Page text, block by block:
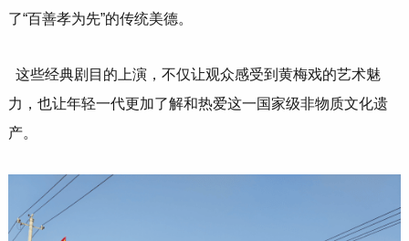
了“百善孝为先”的传统美德。
这些经典剧目的上演，不仅让观众感受到黄梅戏的艺术魅
力，也让年轻一代更加了解和热爱这一国家级非物质文化遗
产。